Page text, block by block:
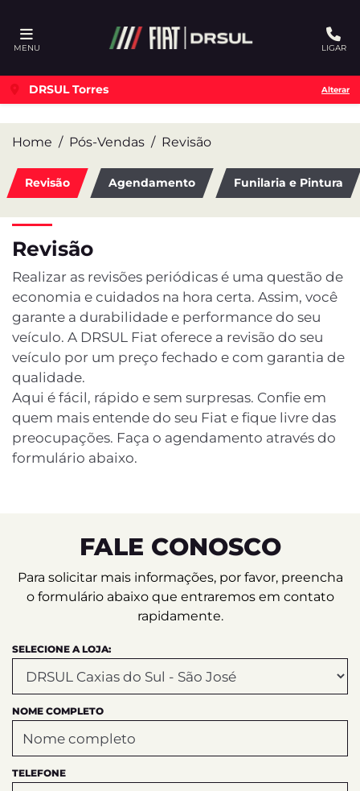
MENU LIGAR
DRSUL Torres Alterar
Home Pós-Vendas Revisão
Agendamento
Revisão Funilaria e Pintura
Revisão
Realizar as revisões periódicas é uma questão de
economia e cuidados na hora certa. Assim, você
garante a durabilidade e performance do seu
veículo. A DRSUL Fiat oferece a revisão do seu
veículo por um preço fechado e com garantia de
qualidade.
Aqui é fácil, rápido e sem surpresas. Confie em
quem mais entende do seu Fiat e fique livre das
preocupações. Faça o agendamento através do
formulário abaixo.
FALE CONOSCO
Para solicitar mais informações, por favor, preencha
o formulário abaixo que entraremos em contato
rapidamente.
SELECIONE A LOJA:
NOME COMPLETO
TELEFONE